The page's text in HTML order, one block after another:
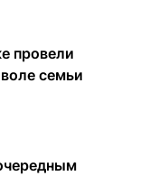
провели
семьи